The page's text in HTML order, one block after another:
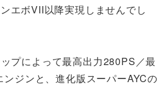
エボVII以降実現しませんでし
プによって最高出力280PS／最
ジンと、進化版スーパーAYCの